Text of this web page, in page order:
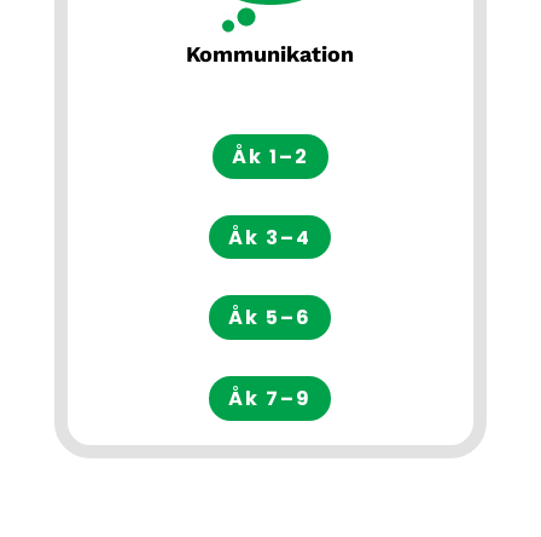
Kommunikation
Åk 1–2
Åk 3–4
Åk 5–6
Åk 7–9